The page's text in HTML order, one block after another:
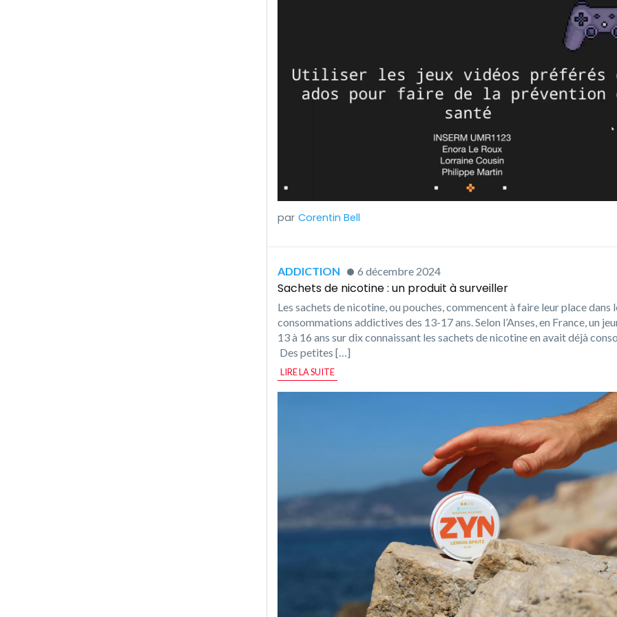
Corentin Bell
ADDICTION 6 décembre 2024
Sachets de nicotine : un produit à surveiller
Les sachets de nicotine, ou pouches, commencent à faire leur place dans
consommations addictives des 13-17 ans. Selon l’Anses, en France, un
13 à 16 ans sur dix connaissant les sachets de nicotine en avait déjà
Des petites […]
LIRE LA SUITE